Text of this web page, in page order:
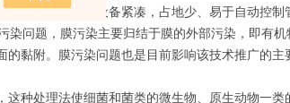
数易于控制、设备紧凑，占地少、易于自动控制
染问题，膜污染主要归结于膜的外部污染，即有机
黏附。膜污染问题也是目前影响该技术推广的主
种处理法使细菌和菌类的微生物、原生动物一类